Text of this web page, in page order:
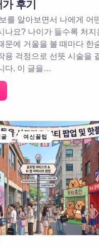
후기
를 알아보면서 나에게 어
나요? 나이가 들수록 처지
문에 거울을 볼 때마다 한
용 걱정으로 선뜻 시술을
다. 이 글을…
굴 여신꿀팁